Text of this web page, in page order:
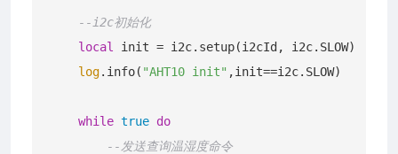
--i2c初始化
local
init = i2c.setup(i2cId, i2c.SLOW)
log.info( "AHT10 init" ,init==i2c.SLOW)
while true do
--发送查询温湿度命令